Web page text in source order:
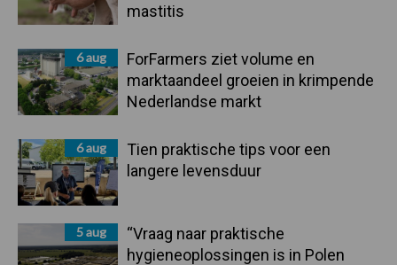
mastitis
6 aug
ForFarmers ziet volume en
marktaandeel groeien in krimpende
Nederlandse markt
6 aug
Tien praktische tips voor een
langere levensduur
5 aug
“Vraag naar praktische
hygieneoplossingen is in Polen